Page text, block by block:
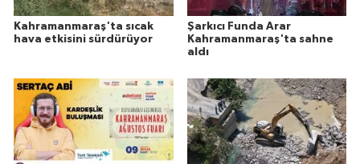
Kahramanmaraş'ta sıcak
hava etkisini sürdürüyor
Şarkıcı Funda Arar
Kahramanmaraş'ta sahne
aldı